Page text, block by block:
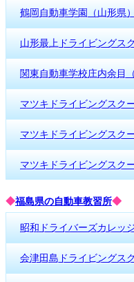
鶴岡自動車学園（山形県）
山形最上ドライビングス
関東自動車学校庄内余目
マツキドライビングスク
マツキドライビングスク
マツキドライビングスク
◆福島県の自動車教習所◆
昭和ドライバーズカレッ
会津田島ドライビングス